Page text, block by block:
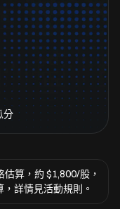
分
算，約 $1,800/股，
詳情見活動規則。